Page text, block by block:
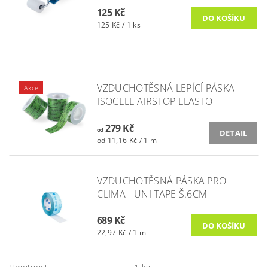
125 Kč
125 Kč / 1 ks
Akce
VZDUCHOTĚSNÁ LEPÍCÍ PÁSKA
ISOCELL AIRSTOP ELASTO
od279 Kč
od 11,16 Kč / 1 m
DETAIL
VZDUCHOTĚSNÁ PÁSKA PRO
CLIMA - UNI TAPE Š.6CM
689 Kč
22,97 Kč / 1 m